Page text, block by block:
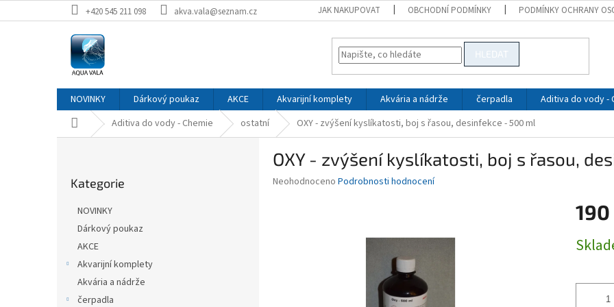
na
+420 545 211 098 akva.vala@seznam.cz JAK NAKUPOVAT OBCHODNÍ PODMÍNKY PODMÍNKY OCHRANY
HLEDAT
NOVINKY Dárkový poukaz AKCE Akvarijní komplety Akvária a nádrže čerpadla Aditiva do vody -
Domů Aditiva do vody - Chemie ostatní OXY - zvýšení kyslíkatosti, boj s řasou, desinfekce - 500 ml
kategorie
Kategorie
NOVINKY
Dárkový poukaz
AKCE
Akvarijní komplety
Akvária a nádrže
čerpadla
OXY - zvýšení kyslíkatosti, boj s řasou,
Průměrné
Neohodnoceno Podrobnosti hodnocení
190
cena: